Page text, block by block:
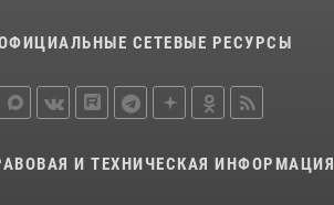
СЕТЕВЫЕ РЕСУРСЫ
И ТЕХНИЧЕСКАЯ ИНФОРМАЦИЯ